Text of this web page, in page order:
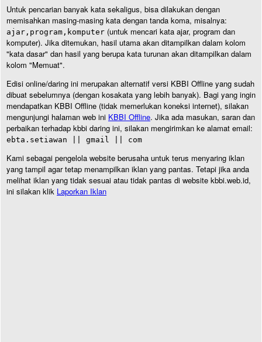
Untuk pencarian banyak kata sekaligus, bisa dilakukan dengan
memisahkan masing-masing kata dengan tanda koma, misalnya:
ajar,program,komputer (untuk mencari kata ajar, program dan
komputer). Jika ditemukan, hasil utama akan ditampilkan dalam kolom
"kata dasar" dan hasil yang berupa kata turunan akan ditampilkan dalam
kolom "Memuat".
Edisi online/daring ini merupakan alternatif versi KBBI Offline yang sudah
dibuat sebelumnya (dengan kosakata yang lebih banyak). Bagi yang ingin
mendapatkan KBBI Offline (tidak memerlukan koneksi internet), silakan
mengunjungi halaman web ini KBBI Offline. Jika ada masukan, saran dan
perbaikan terhadap kbbi daring ini, silakan mengirimkan ke alamat email:
ebta.setiawan || gmail || com
Kami sebagai pengelola website berusaha untuk terus menyaring iklan
yang tampil agar tetap menampilkan iklan yang pantas. Tetapi jika anda
melihat iklan yang tidak sesuai atau tidak pantas di website kbbi.web.id,
ini silakan klik Laporkan Iklan